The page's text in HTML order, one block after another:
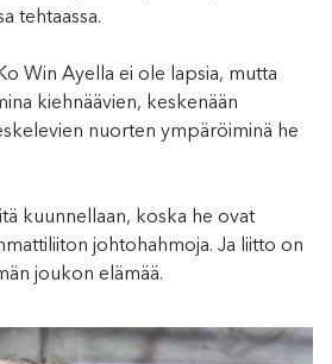
tehtaassa.
Win Ayella ei ole lapsia, mutta
kiehnäävien, keskenään
nuorten ympäröiminä he
kuunnellaan, koska he ovat
johtohahmoja. Ja liitto on
joukon elämää.